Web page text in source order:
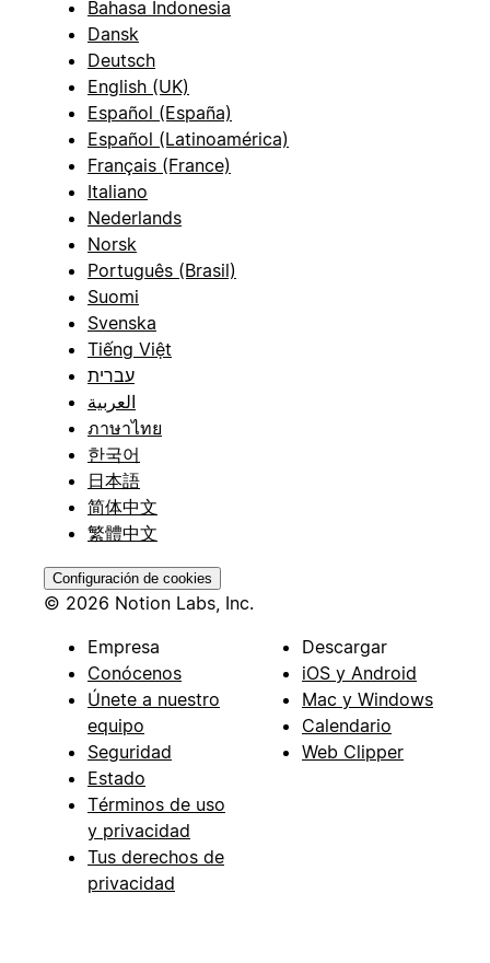
Bahasa Indonesia
Dansk
Deutsch
English (UK)
Español (España)
Español (Latinoamérica)
Français (France)
Italiano
Nederlands
Norsk
Português (Brasil)
Suomi
Svenska
Tiếng Việt
עברית
العربية
ภาษาไทย
한국어
日本語
简体中文
繁體中文
Configuración de cookies
© 2026 Notion Labs, Inc.
Empresa
Conócenos
Únete a nuestro
equipo
Seguridad
Estado
Términos de uso
y privacidad
Tus derechos de
privacidad
Descargar
iOS y Android
Mac y Windows
Calendario
Web Clipper